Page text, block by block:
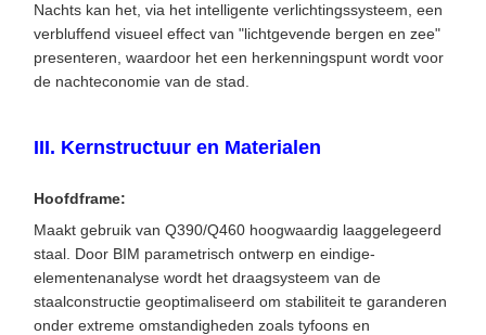
Nachts kan het, via het intelligente verlichtingssysteem, een
verbluffend visueel effect van "lichtgevende bergen en zee"
presenteren, waardoor het een herkenningspunt wordt voor
de nachteconomie van de stad.
III. Kernstructuur en Materialen
​Hoofdframe​:
Maakt gebruik van Q390/Q460 hoogwaardig laaggelegeerd
staal. Door BIM parametrisch ontwerp en eindige-
elementenanalyse wordt het draagsysteem van de
staalconstructie geoptimaliseerd om stabiliteit te garanderen
onder extreme omstandigheden zoals tyfoons en